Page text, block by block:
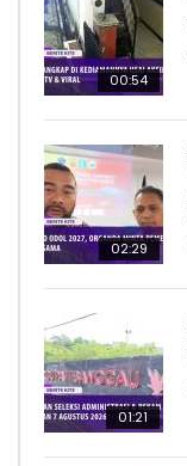
00:54
02:29
01:21